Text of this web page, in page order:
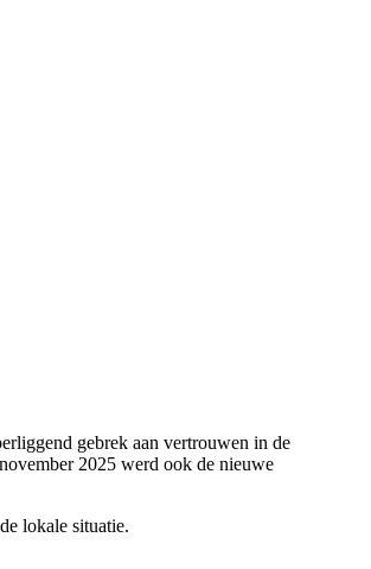
gebrek aan vertrouwen in de
2025 werd ook de nieuwe
lokale situatie.